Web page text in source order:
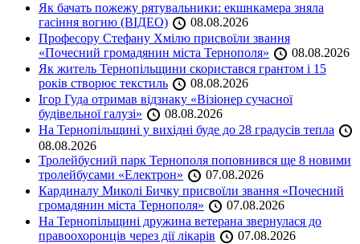
Як бачать пожежу рятувальники: екшнкамера зняла
гасіння вогню (ВІДЕО)
08.08.2026
Професору Стефану Хмілю присвоїли звання
«Почесний громадянин міста Тернополя»
08.08.2026
Як житель Тернопільщини скористався грантом і 15
років створює текстиль
08.08.2026
Ігор Гуда отримав відзнаку «Візіонер сучасної
будівельної галузі»
08.08.2026
На Тернопільщині у вихідні буде до 28 градусів тепла
08.08.2026
Тролейбусний парк Тернополя поповнився ще 8 новими
тролейбусами «Електрон»
07.08.2026
Кардиналу Миколі Бичку присвоїли звання «Почесний
громадянин міста Тернополя»
07.08.2026
На Тернопільщині дружина ветерана звернулася до
правоохоронців через дії лікарів
07.08.2026